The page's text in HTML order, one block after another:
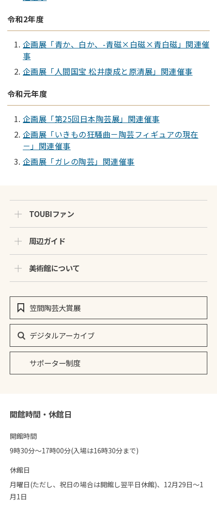
令和2年度
企画展「青か、白か、-青磁×白磁×青白磁」関連催
事
企画展「人間国宝 松井康成と原清展」関連催事
令和元年度
企画展「第25回日本陶芸展」関連催事
企画展「いきもの狂騒曲－陶芸フィギュアの現在
－」関連催事
企画展「ガレの陶芸」関連催事
TOUBIファン
周辺ガイド
美術館について
笠間陶芸大賞展
デジタルアーカイブ
サポーター制度
開館時間・休館日
開館時間
9時30分〜17時00分(入場は16時30分まで)
休館日
月曜日(ただし、祝日の場合は開館し翌平日休館)、12月29日～1
月1日